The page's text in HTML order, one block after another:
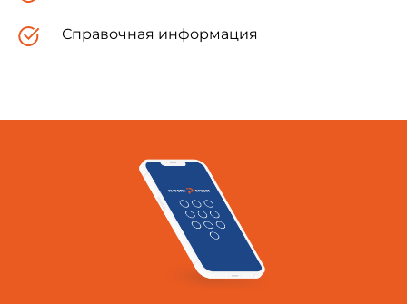
Справочная информация